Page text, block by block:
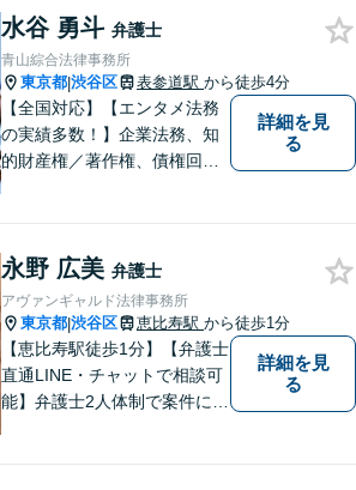
【当日／夜間／休日対応可
能】一人で悩まず一緒に問題
を解決しましょう。お気軽に
ご相談下さい。
水谷 勇斗 弁護士
青山綜合法律事務所
東京都|渋谷区 表参道駅 から徒歩4分
【全国対応】【エンタメ法務
の実績多数！】企業法務、知
的財産権／著作権、債権回収
ガルサービスをお届けしま
す。
詳細を見
る
永野 広美 弁護士
アヴァンギャルド法律事務所
東京都|渋谷区 恵比寿駅 から徒歩1分
【恵比寿駅徒歩1分】【弁護士
直通LINE・チャットで相談可
能】弁護士2人体制で案件に取
詳細を見
る